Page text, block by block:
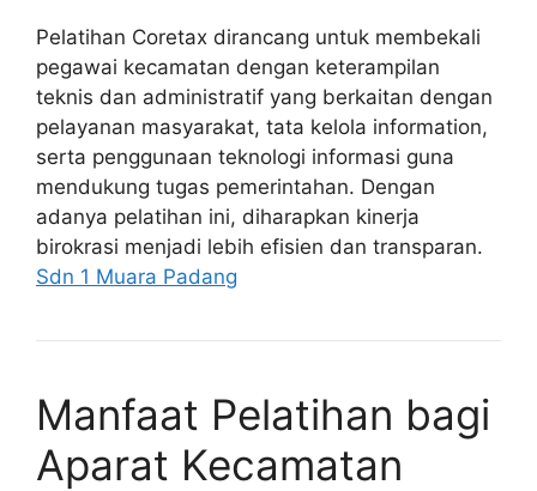
Pelatihan Coretax dirancang untuk membekali
pegawai kecamatan dengan keterampilan
teknis dan administratif yang berkaitan dengan
pelayanan masyarakat, tata kelola information,
serta penggunaan teknologi informasi guna
mendukung tugas pemerintahan. Dengan
adanya pelatihan ini, diharapkan kinerja
birokrasi menjadi lebih efisien dan transparan.
Sdn 1 Muara Padang
Manfaat Pelatihan bagi
Aparat Kecamatan